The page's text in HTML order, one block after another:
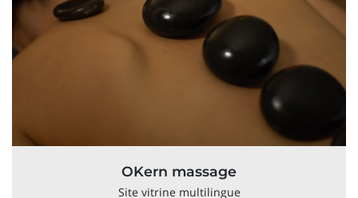
OKern massage
Site vitrine multilingue